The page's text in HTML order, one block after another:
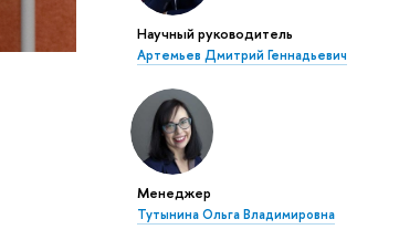
Научный руководитель
Артемьев Дмитрий Геннадьевич
Менеджер
Тутынина Ольга Владимировна